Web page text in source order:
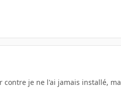
je ne l'ai jamais installé,